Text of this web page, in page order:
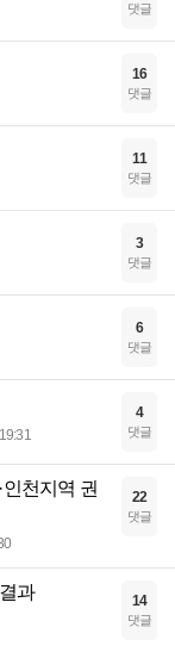
댓글
16
댓글
11
댓글
3
댓글
6
댓글
19:31
4
댓글
천지역 권
22
댓글
과 14
댓글